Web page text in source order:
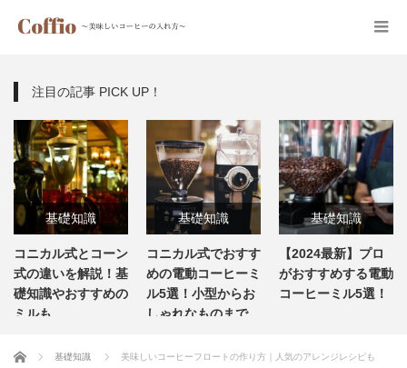
注目の記事 PICK UP！
ーン
！基
めの
基礎知識
コニカル式でおすす
めの電動コーヒーミ
ル5選！小型からお
しゃれなものまで
基礎知識
【2024最新】プロ
がおすすめする電動
コーヒーミル5選！
器具
基礎知識
一人暮らし用
の電動コーヒ
8選！小型か
ホーム 基礎知識 美味しいコーヒーフロートの作り方｜人気のアレンジレシピも